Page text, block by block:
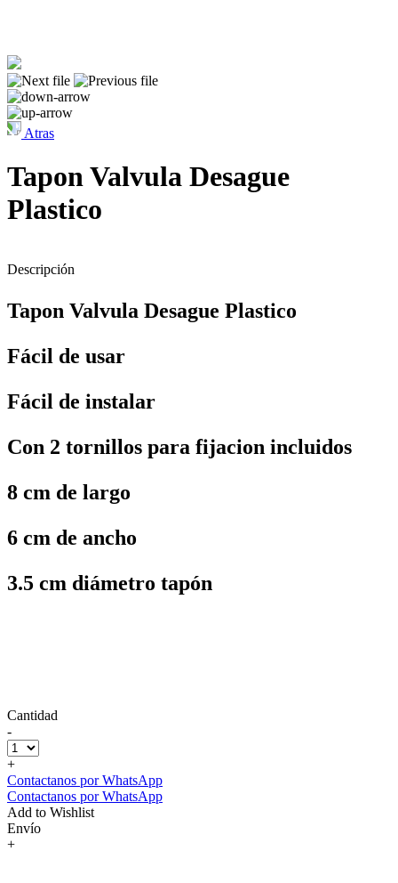
Atras
Tapon Valvula Desague
Plastico
Descripción
Tapon Valvula Desague Plastico
Fácil de usar
Fácil de instalar
Con 2 tornillos para fijacion incluidos
8 cm de largo
6 cm de ancho
3.5 cm diámetro tapón
Cantidad
-
+
Contactanos por WhatsApp
Contactanos por WhatsApp
Add to Wishlist
Envío
+